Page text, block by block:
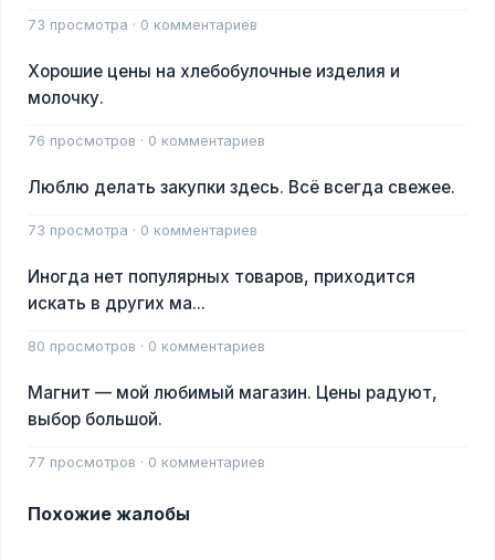
73 просмотра · 0 комментариев
Хорошие цены на хлебобулочные изделия и
молочку.
76 просмотров · 0 комментариев
Люблю делать закупки здесь. Всё всегда свежее.
73 просмотра · 0 комментариев
Иногда нет популярных товаров, приходится
искать в других ма...
80 просмотров · 0 комментариев
Магнит — мой любимый магазин. Цены радуют,
выбор большой.
77 просмотров · 0 комментариев
Похожие жалобы